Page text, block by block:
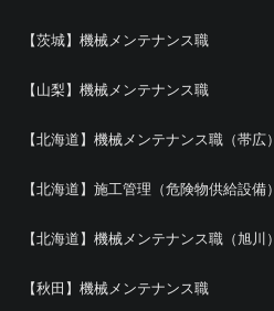
【茨城】機械メンテナンス職
【山梨】機械メンテナンス職
【北海道】機械メンテナンス職（帯広）
【北海道】施工管理（危険物供給設備）
【北海道】機械メンテナンス職（旭川）
【秋田】機械メンテナンス職